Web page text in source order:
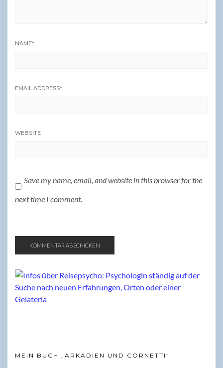
NAME*
EMAIL ADDRESS*
WEBSITE
Save my name, email, and website in this browser for the
next time I comment.
MEIN BUCH „ARKADIEN UND CORNETTI“